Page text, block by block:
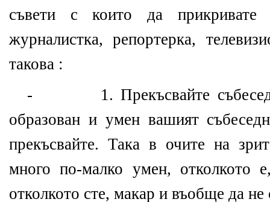
съвети с които да прикривате
журналистка, репортерка,
такова :
- 1. Прекъсвайте
образован и умен вашият
прекъсвайте. Така в очите на
много по-малко умен, отколкото
отколкото сте, макар и въобще да не